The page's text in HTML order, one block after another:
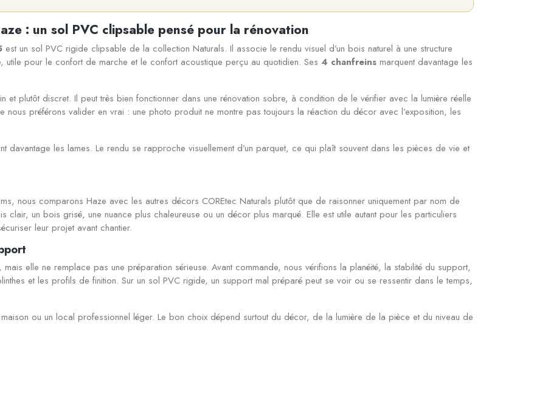
: un sol PVC clipsable pensé pour la rénovation
est un sol PVC rigide clipsable de la collection Naturals. Il associe le rendu visuel d’un bois naturel à une structure
utile pour le confort de marche et le confort acoustique perçu au quotidien. Ses 4 chanfreins marquent davantage les
plutôt discret. Il peut très bien fonctionner dans une rénovation sobre, à condition de le vérifier avec la lumière réelle
nous préférons valider en vrai : une photo produit ne montre pas toujours la réaction du décor avec l’exposition, les
davantage les lames. Le rendu se rapproche visuellement d’un parquet, ce qui plaît souvent dans les pièces de vie et
nous comparons Haze avec les autres décors COREtec Naturals plutôt que de raisonner uniquement par nom de
clair, un bois grisé, une nuance plus chaleureuse ou un décor plus marqué. Elle est utile autant pour les particuliers
leur projet avant chantier.
elle ne remplace pas une préparation sérieuse. Avant commande, nous vérifions la planéité, la stabilité du support,
et les profils de finition. Sur un sol PVC rigide, un support mal préparé peut se voir ou se ressentir dans le temps,
ou un local professionnel léger. Le bon choix dépend surtout du décor, de la lumière de la pièce et du niveau de